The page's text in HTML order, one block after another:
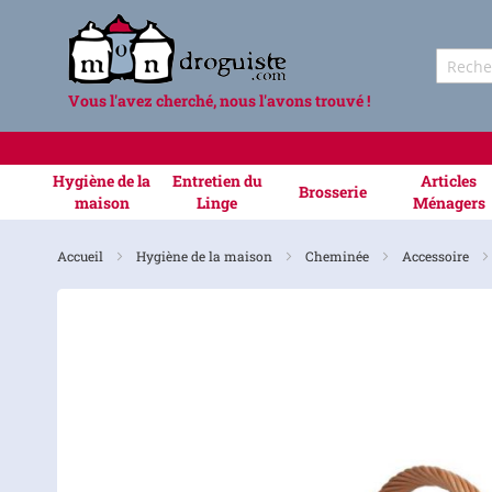
Vous l'avez cherché, nous l'avons trouvé !
Hygiène de la
maison
Entretien du
Linge
Brosserie
Articles
Ménagers
Accueil Hygiène de la maison Cheminée Accessoire